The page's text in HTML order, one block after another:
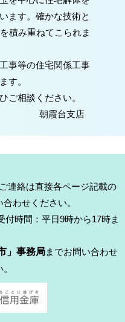
ます。確かな技術と
積み重ねてこられま
事等の住宅関係工事
す。
ご相談ください。
朝霞台支店
連絡は直接各ページ記載の
わせください。
付時間：平日9時から17時ま
」事務局までお問い合わせ